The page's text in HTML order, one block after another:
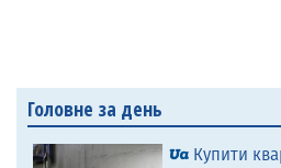
Головне за день
Купити